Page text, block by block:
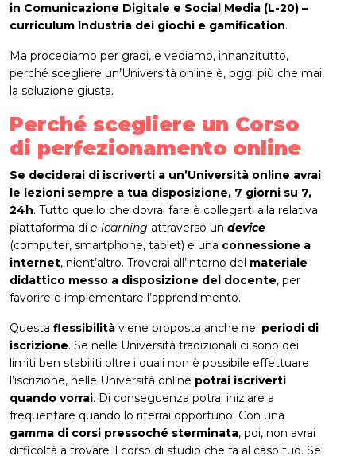
in Comunicazione Digitale e Social Media (L-20) –
curriculum Industria dei giochi e gamification.
Ma procediamo per gradi, e vediamo, innanzitutto,
perché scegliere un’Università online è, oggi più che mai,
la soluzione giusta.
Perché scegliere un Corso
di perfezionamento online
Se deciderai di iscriverti a un’Università online avrai
le lezioni sempre a tua disposizione, 7 giorni su 7,
24h. Tutto quello che dovrai fare è collegarti alla relativa
piattaforma di e-learning attraverso un device
(computer, smartphone, tablet) e una connessione a
internet, nient’altro. Troverai all’interno del materiale
didattico messo a disposizione del docente, per
favorire e implementare l’apprendimento.
Questa flessibilità viene proposta anche nei periodi di
iscrizione. Se nelle Università tradizionali ci sono dei
limiti ben stabiliti oltre i quali non è possibile effettuare
l’iscrizione, nelle Università online potrai iscriverti
quando vorrai. Di conseguenza potrai iniziare a
frequentare quando lo riterrai opportuno. Con una
gamma di corsi pressoché sterminata, poi, non avrai
difficoltà a trovare il corso di studio che fa al caso tuo. Se